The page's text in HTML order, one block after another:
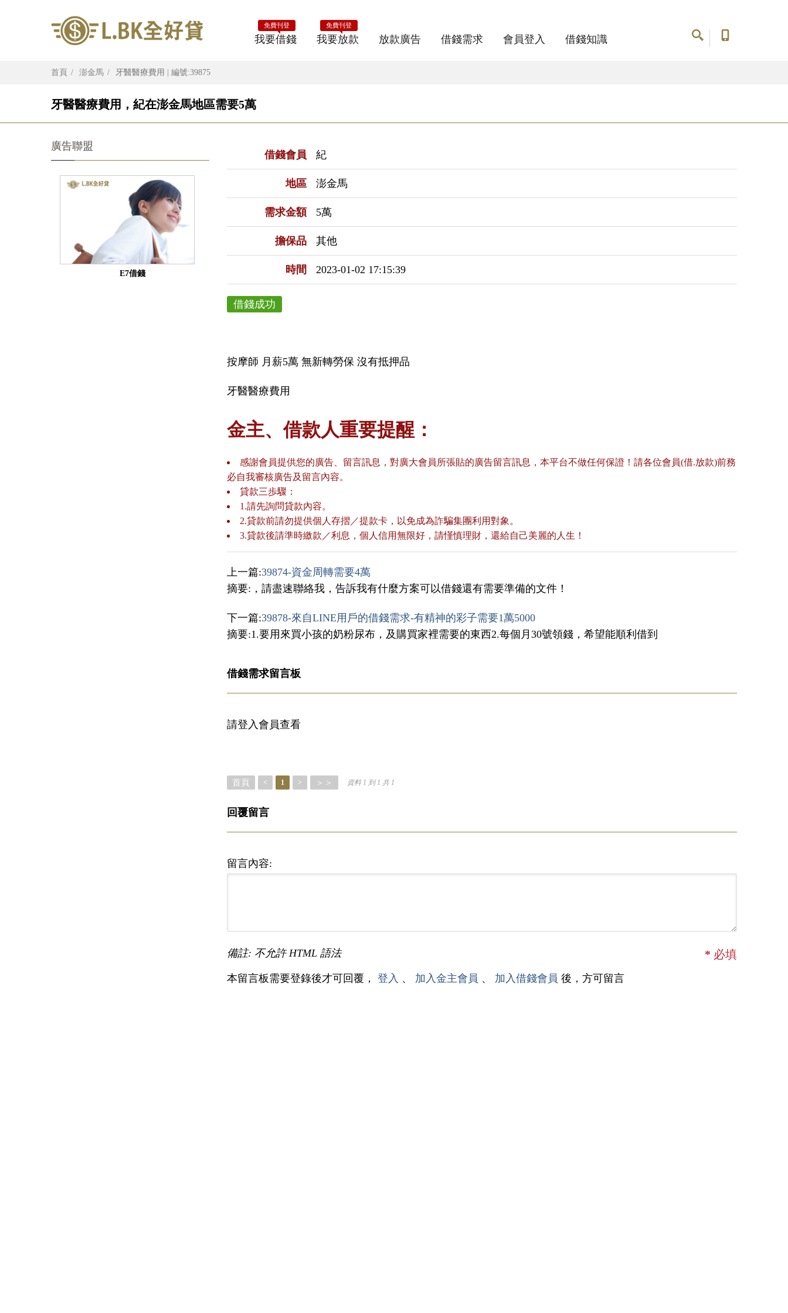
我要借錢
免費刊登
我要放款
免費刊登
放款廣告 借錢需求 會員登入 借錢知識
首頁 澎金馬 牙醫醫療費用 | 編號:39875
牙醫醫療費用，紀在澎金馬地區需要5萬
借錢會員 紀
地區 澎金馬
需求金額 5萬
擔保品 其他
時間 2023-01-02 17:15:39
借錢成功
按摩師 月薪5萬 無新轉勞保 沒有抵押品
牙醫醫療費用
金主、借款人重要提醒：
感謝會員提供您的廣告、留言訊息，對廣大會員所張貼的廣告留言訊息，本平台不做任何保證！請各位會員(借.放款)前務
必自我審核廣告及留言內容。
貸款三歩驟：
1.請先詢問貸款內容。
2.貸款前請勿提供個人存摺／提款卡，以免成為詐騙集團利用對象。
3.貸款後請準時繳款／利息，個人信用無限好，請慬慎理財，還給自己美麗的人生！
上一篇:39874-資金周轉需要4萬
摘要:，請盡速聯絡我，告訴我有什麼方案可以借錢還有需要準備的文件！
下一篇:39878-來自LINE用戶的借錢需求-有精神的彩子需要1萬5000
摘要:1.要用來買小孩的奶粉尿布，及購買家裡需要的東西2.每個月30號領錢，希望能順利借到
借錢需求留言板
請登入會員查看
首頁 < 1 > ＞＞ 資料 1 到 1 共 1
回覆留言
留言內容:
備註: 不允許 HTML 語法 * 必填
本留言板需要登錄後才可回覆， 登入 、 加入金主會員 、 加入借錢會員 後，方可留言
廣告聯盟
E7借錢